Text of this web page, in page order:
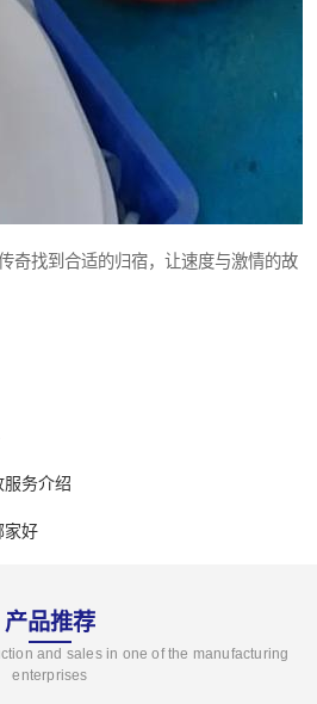
奇找到合适的归宿，让速度与激情的故
服务介绍
家好
产品推荐
and sales in one of the manufacturing
enterprises